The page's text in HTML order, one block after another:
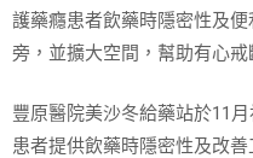
護藥癮患者飲藥時隱密性及
旁，並擴大空間，幫助有心
豐原醫院美沙冬給藥站於11
患者提供飲藥時隱密性及改